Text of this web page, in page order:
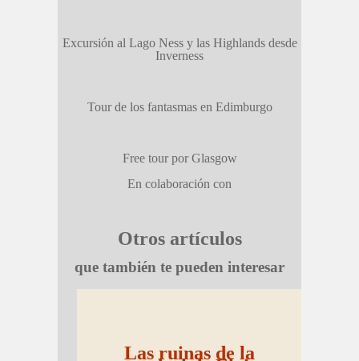
Excursión al Lago Ness y las Highlands desde
Inverness
Tour de los fantasmas en Edimburgo
Free tour por Glasgow
En colaboración con
Otros artículos
que también te pueden interesar
Las ruinas de la